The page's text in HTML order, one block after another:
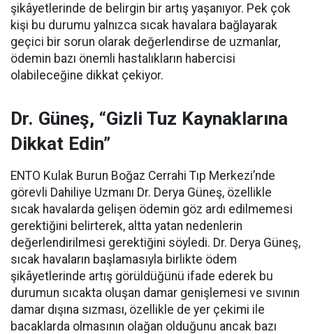
şikâyetlerinde de belirgin bir artış yaşanıyor. Pek çok
kişi bu durumu yalnızca sıcak havalara bağlayarak
geçici bir sorun olarak değerlendirse de uzmanlar,
ödemin bazı önemli hastalıkların habercisi
olabileceğine dikkat çekiyor.
Dr. Güneş, “Gizli Tuz Kaynaklarına
Dikkat Edin”
ENTO Kulak Burun Boğaz Cerrahi Tıp Merkezi’nde
görevli Dahiliye Uzmanı Dr. Derya Güneş, özellikle
sıcak havalarda gelişen ödemin göz ardı edilmemesi
gerektiğini belirterek, altta yatan nedenlerin
değerlendirilmesi gerektiğini söyledi. Dr. Derya Güneş,
sıcak havaların başlamasıyla birlikte ödem
şikâyetlerinde artış görüldüğünü ifade ederek bu
durumun sıcakta oluşan damar genişlemesi ve sıvının
damar dışına sızması, özellikle de yer çekimi ile
bacaklarda olmasının olağan olduğunu ancak bazı